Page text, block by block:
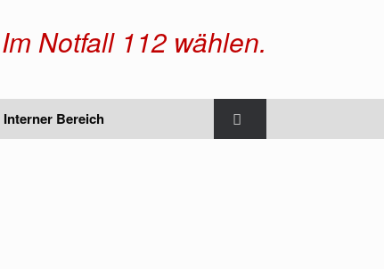
Im Notfall 112 wählen.
Interner Bereich